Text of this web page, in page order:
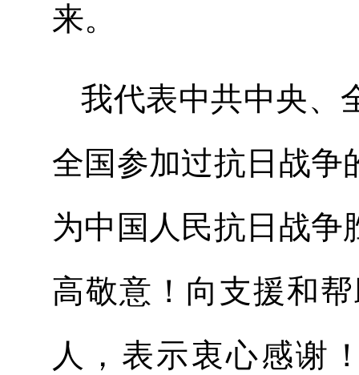
来。
我代表中共中央、
全国参加过抗日战争
为中国人民抗日战争
高敬意！向支援和
人，表示衷心感谢